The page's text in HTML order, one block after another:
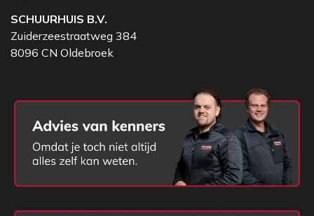
SCHUURHUIS B.V.
Zuiderzeestraatweg 384
8096 CN Oldebroek